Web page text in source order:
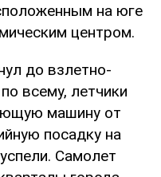
на юге
центром.
до взлетно-
всему, летчики
машину от
посадку на
Самолет